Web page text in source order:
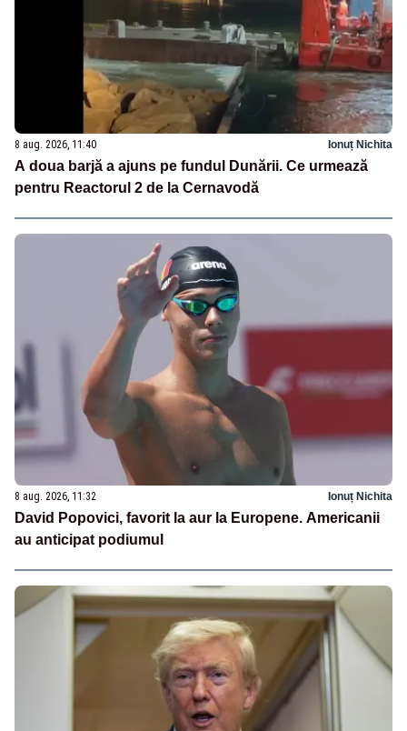
8 aug. 2026, 11:40 Ionuț Nichita
A doua barjă a ajuns pe fundul Dunării. Ce urmează
pentru Reactorul 2 de la Cernavodă
8 aug. 2026, 11:32 Ionuț Nichita
David Popovici, favorit la aur la Europene. Americanii
au anticipat podiumul